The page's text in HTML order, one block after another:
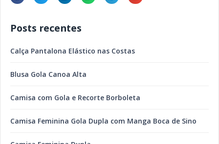
Posts recentes
Calça Pantalona Elástico nas Costas
Blusa Gola Canoa Alta
Camisa com Gola e Recorte Borboleta
Camisa Feminina Gola Dupla com Manga Boca de Sino